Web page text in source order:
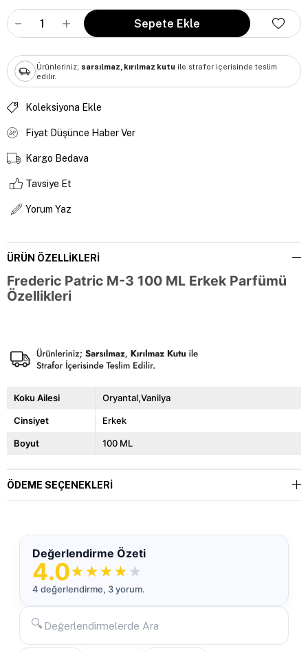
Ürünleriniz; sarsılmaz, kırılmaz kutu ile strafor içerisinde teslim
edilir.
Koleksiyona Ekle
Fiyat Düşünce Haber Ver
Kargo Bedava
Tavsiye Et
Yorum Yaz
ÜRÜN ÖZELLIKLERI
Frederic Patric M-3 100 ML Erkek Parfümü
Özellikleri
Koku Ailesi Oryantal,Vanilya
Cinsiyet Erkek
Boyut 100 ML
ÖDEME SEÇENEKLERI
Değerlendirme Özeti
4.0★★★★ ★
4 değerlendirme, 3 yorum.
🔍